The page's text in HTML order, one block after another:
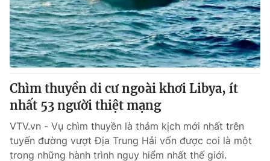
Thị trường 24h Tấm lòng Việt
VTV4 Vươn mình bằng AI
VTV9 VTV8
Liên hệ tòa soạn English
Chìm thuyền di cư ngoài khơi Libya, ít
nhất 53 người thiệt mạng
VTV.vn - Vụ chìm thuyền là thảm kịch mới nhất trên
tuyến đường vượt Địa Trung Hải vốn được coi là một
trong những hành trình nguy hiểm nhất thế giới.